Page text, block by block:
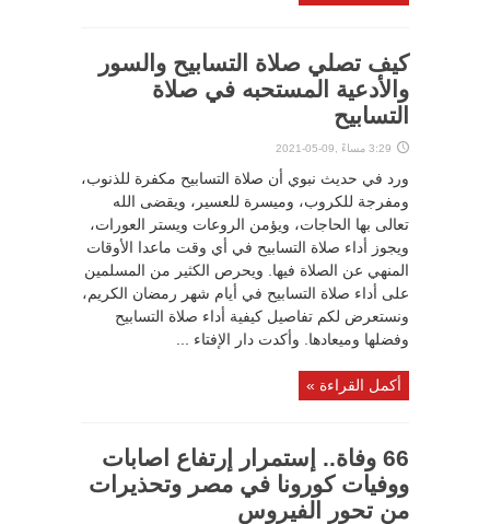
كيف تصلي صلاة التسابيح والسور
والأدعية المستحبه في صلاة
التسابيح
3:29 مساءً ,09-05-2021
ورد في حديث نبوي أن صلاة التسابيح مكفرة للذنوب،
ومفرجة للكروب، وميسرة للعسير، ويقضى الله
تعالى بها الحاجات، ويؤمن الروعات ويستر العورات،
ويجوز أداء صلاة التسابيح في أي وقت ماعدا الأوقات
المنهي عن الصلاة فيها. ويحرص الكثير من المسلمين
على أداء صلاة التسابيح في أيام شهر رمضان الكريم،
ونستعرض لكم تفاصيل كيفية أداء صلاة التسابيح
وفضلها وميعادها. وأكدت دار الإفتاء ...
أكمل القراءة »
66 وفاة.. إستمرار إرتفاع اصابات
ووفيات كورونا في مصر وتحذيرات
من تحور الفيروس